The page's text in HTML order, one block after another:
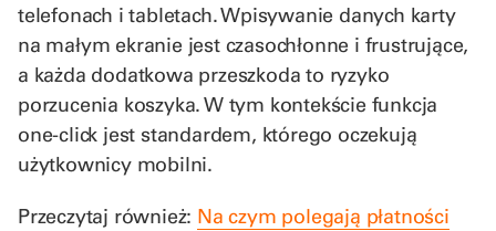
telefonach i tabletach. Wpisywanie danych karty
na małym ekranie jest czasochłonne i frustrujące,
a każda dodatkowa przeszkoda to ryzyko
porzucenia koszyka. W tym kontekście funkcja
one-click jest standardem, którego oczekują
użytkownicy mobilni.
Przeczytaj również: Na czym polegają płatności